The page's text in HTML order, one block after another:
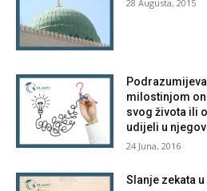
28 Augusta, 2015
milostinjom
svog života ili
udijeli u
24 Juna, 2016
Slanje zekata